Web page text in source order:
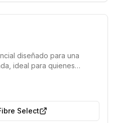
diseñado para una
ideal para quienes
Select